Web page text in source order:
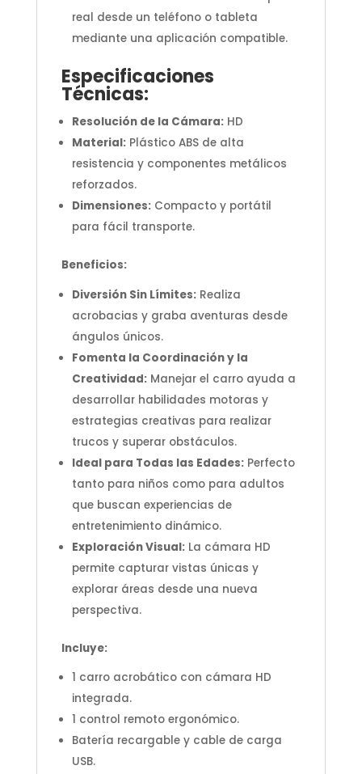
real desde un teléfono o tableta
mediante una aplicación compatible.
Especificaciones
Técnicas:
Resolución de la Cámara: HD
Material: Plástico ABS de alta
resistencia y componentes metálicos
reforzados.
Dimensiones: Compacto y portátil
para fácil transporte.
Beneficios:
Diversión Sin Límites: Realiza
acrobacias y graba aventuras desde
ángulos únicos.
Fomenta la Coordinación y la
Creatividad: Manejar el carro ayuda a
desarrollar habilidades motoras y
estrategias creativas para realizar
trucos y superar obstáculos.
Ideal para Todas las Edades: Perfecto
tanto para niños como para adultos
que buscan experiencias de
entretenimiento dinámico.
Exploración Visual: La cámara HD
permite capturar vistas únicas y
explorar áreas desde una nueva
perspectiva.
Incluye:
1 carro acrobático con cámara HD
integrada.
1 control remoto ergonómico.
Batería recargable y cable de carga
USB.